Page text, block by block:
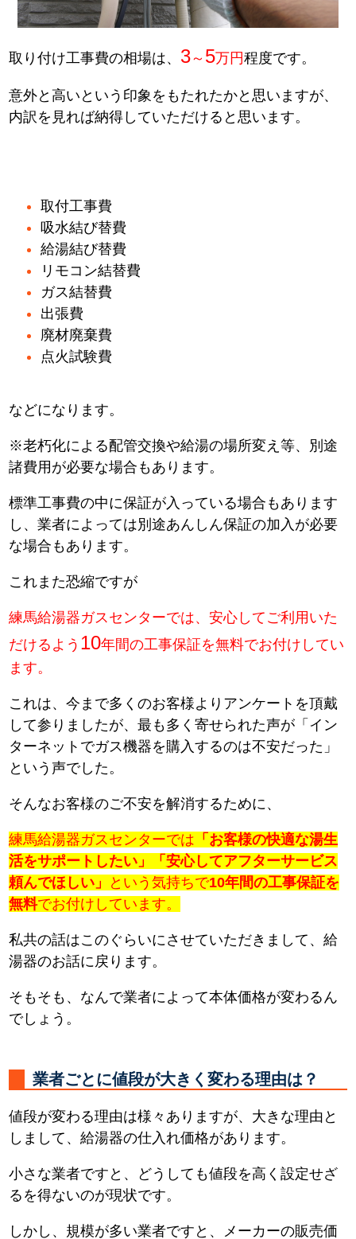
取り付け工事費の相場は、 3～ 5万円程度です。
意外と高いという印象をもたれたかと思いますが、
内訳を見れば納得していただけると思います。
取付工事費
吸水結び替費
給湯結び替費
リモコン結替費
ガス結替費
出張費
廃材廃棄費
点火試験費
などになります。
※老朽化による配管交換や給湯の場所変え等、別途
諸費用が必要な場合もあります。
標準工事費の中に保証が入っている場合もあります
し、業者によっては別途あんしん保証の加入が必要
な場合もあります。
これまた恐縮ですが
練馬給湯器ガスセンターでは、安心してご利用いた
だけるよう 10年間の工事保証を無料でお付けしてい
ます。
これは、今まで多くのお客様よりアンケートを頂戴
して参りましたが、最も多く寄せられた声が「イン
ターネットでガス機器を購入するのは不安だった」
という声でした。
そんなお客様のご不安を解消するために、
練馬給湯器ガスセンターでは 「お客様の快適な湯生
活をサポートしたい」「安心してアフターサービス
頼んでほしい」
という気持ちで10年間の工事保証を
無料でお付けしています。
私共の話はこのぐらいにさせていただきまして、給
湯器のお話に戻ります。
そもそも、なんで業者によって本体価格が変わるん
でしょう。
業者ごとに値段が大きく変わる理由は？
値段が変わる理由は様々ありますが、大きな理由と
しまして、給湯器の仕入れ価格があります。
小さな業者ですと、どうしても値段を高く設定せざ
るを得ないのが現状です。
しかし、規模が多い業者ですと、メーカーの販売価